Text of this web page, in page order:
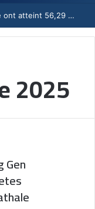
Côte d’Ivoire : les réserves de change ont atteint 56,29 milliards USD en juillet
2025